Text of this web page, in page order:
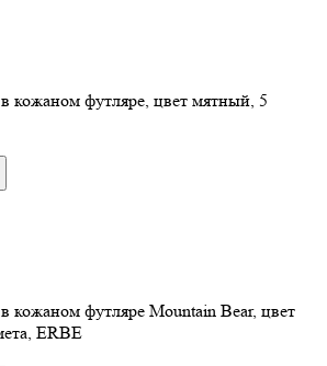
футляре, цвет мятный, 5
футляре Mountain Bear, цвет
ERBE